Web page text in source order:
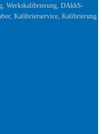
Werkskalibrierung, DAkkS-
Kalibrierservice, Kalibrierung